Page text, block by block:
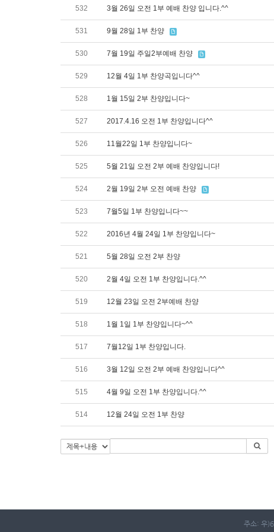
532 3월 26일 오전 1부 예배 찬양 입니다.^^
531 9월 28일 1부 찬양
530 7월 19일 주일2부예배 찬양
529 12월 4일 1부 찬양곡입니다^^
528 1월 15일 2부 찬양입니다~
527 2017.4.16 오전 1부 찬양입니다^^
526 11월22일 1부 찬양입니다~
525 5월 21일 오전 2부 예배 찬양입니다!
524 2월 19일 2부 오전 예배 찬양
523 7월5일 1부 찬양입니다~~
522 2016년 4월 24일 1부 찬양입니다~
521 5월 28일 오전 2부 찬양
520 2월 4일 오전 1부 찬양입니다.^^
519 12월 23일 오전 2부예배 찬양
518 1월 1일 1부 찬양입니다~^^
517 7월12일 1부 찬양입니다.
516 3월 12일 오전 2부 예배 찬양입니다^^
515 4월 9일 오전 1부 찬양입니다.^^
514 12월 24일 오전 1부 찬양
주소: 우